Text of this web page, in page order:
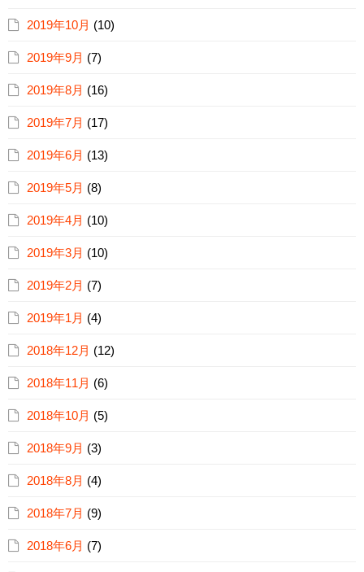
2019年10月 (10)
2019年9月 (7)
2019年8月 (16)
2019年7月 (17)
2019年6月 (13)
2019年5月 (8)
2019年4月 (10)
2019年3月 (10)
2019年2月 (7)
2019年1月 (4)
2018年12月 (12)
2018年11月 (6)
2018年10月 (5)
2018年9月 (3)
2018年8月 (4)
2018年7月 (9)
2018年6月 (7)